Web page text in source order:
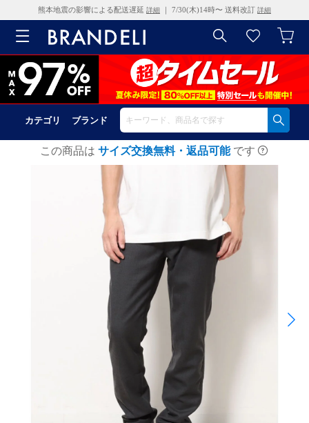
熊本地震の影響による配送遅延 詳細 ｜ 7/30(木)14時〜 送料改訂 詳細
カテゴリ ブランド
この商品は サイズ交換無料・返品可能 です